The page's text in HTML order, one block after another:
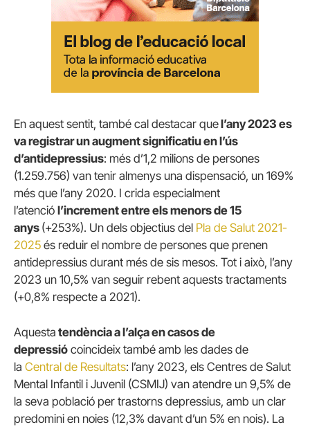
En aquest sentit, també cal destacar quel’any 2023 es
va registrar un augment significatiu en l’ús
d’antidepressius: més d’1,2 milions de persones
(1.259.756) van tenir almenys una dispensació, un 169%
més que l’any 2020. I crida especialment
l’atenció l’increment entre els menors de 15
anys (+253%). Un dels objectius del Pla de Salut 2021-
2025 és reduir el nombre de persones que prenen
antidepressius durant més de sis mesos. Tot i això, l’any
2023 un 10,5% van seguir rebent aquests tractaments
(+0,8% respecte a 2021).
Aquesta tendència a l’alça en casos de
depressió coincideix també amb les dades de
la Central de Resultats: l’any 2023, els Centres de Salut
Mental Infantil i Juvenil (CSMIJ) van atendre un 9,5% de
la seva població per trastorns depressius, amb un clar
predomini en noies (12,3% davant d’un 5% en nois). La